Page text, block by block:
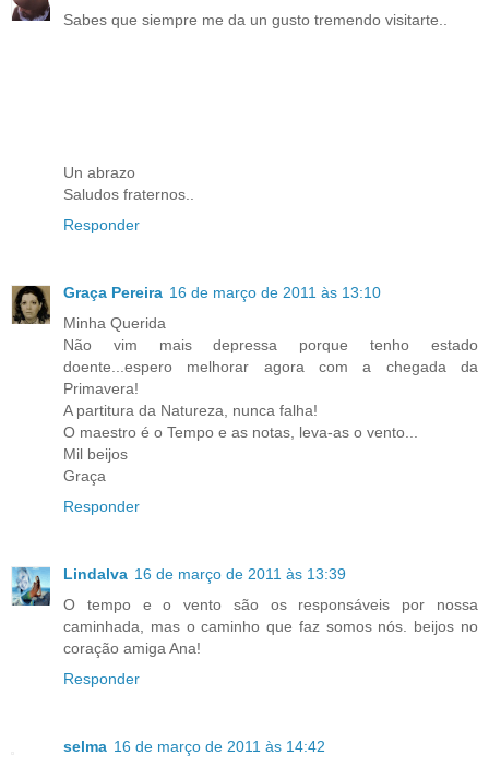
Sabes que siempre me da un gusto tremendo visitarte..
Un abrazo
Saludos fraternos..
Responder
Graça Pereira 16 de março de 2011 às 13:10
Minha Querida
Não vim mais depressa porque tenho estado
doente...espero melhorar agora com a chegada da
Primavera!
A partitura da Natureza, nunca falha!
O maestro é o Tempo e as notas, leva-as o vento...
Mil beijos
Graça
Responder
Lindalva 16 de março de 2011 às 13:39
O tempo e o vento são os responsáveis por nossa
caminhada, mas o caminho que faz somos nós. beijos no
coração amiga Ana!
Responder
selma 16 de março de 2011 às 14:42